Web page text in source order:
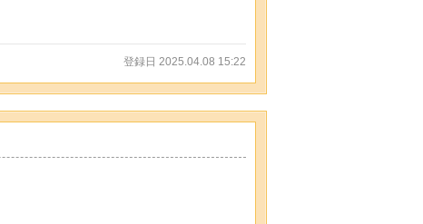
登録日 2025.04.08 15:22